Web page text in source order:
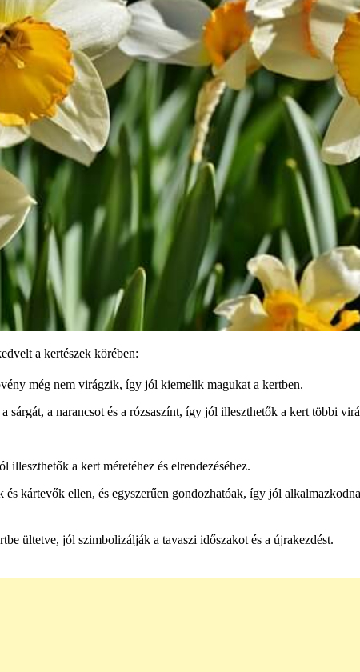
a kertészek körében:
még nem virágzik, így jól kiemelik magukat a kertben.
sárgát, a narancsot és a rózsaszínt, így jól illeszthetők a kert többi
a kert méretéhez és elrendezéséhez.
kártevők ellen, és egyszerűen gondozhatóak, így jól
ültetve, jól szimbolizálják a tavaszi időszakot és a újrakezdést.